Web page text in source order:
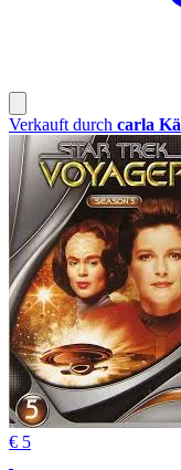
Verkauft durch carla
€ 5